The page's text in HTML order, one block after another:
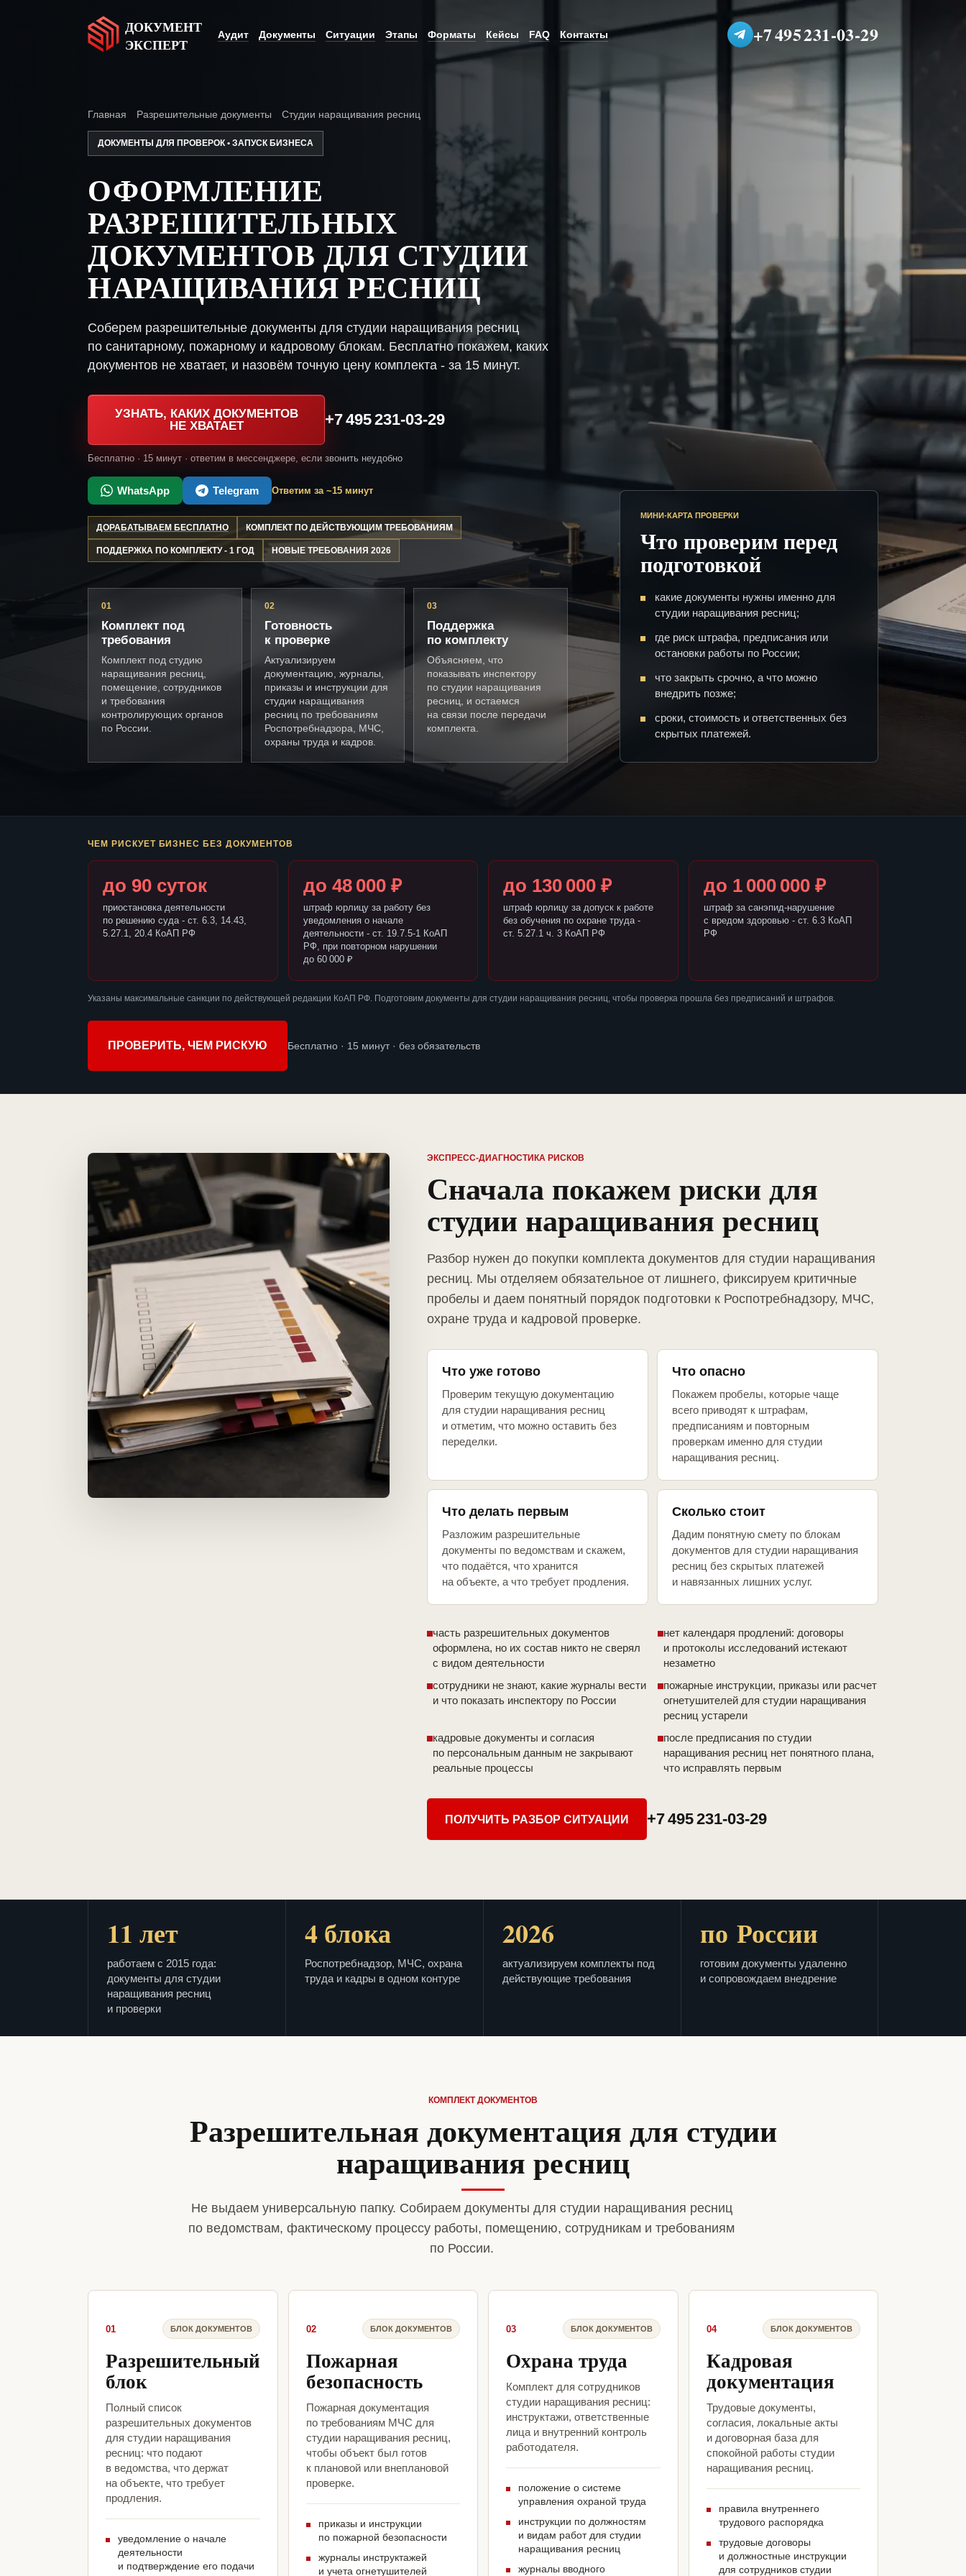
ДОКУМЕНТ
ЭКСПЕРТ
Аудит Документы Ситуации Этапы Форматы Кейсы FAQ Контакты +7 495 231-03-29
Главная Разрешительные документы Студии наращивания ресниц
ДОКУМЕНТЫ ДЛЯ ПРОВЕРОК • ЗАПУСК БИЗНЕСА
ОФОРМЛЕНИЕ
РАЗРЕШИТЕЛЬНЫХ
ДОКУМЕНТОВ ДЛЯ СТУДИИ
НАРАЩИВАНИЯ РЕСНИЦ
Соберем разрешительные документы для студии наращивания ресниц
по санитарному, пожарному и кадровому блокам. Бесплатно покажем, каких
документов не хватает, и назовём точную цену комплекта - за 15 минут.
УЗНАТЬ, КАКИХ ДОКУМЕНТОВ
НЕ ХВАТАЕТ
+7 495 231-03-29
Бесплатно · 15 минут · ответим в мессенджере, если звонить неудобно
WhatsApp Telegram Ответим за ~15 минут
ДОРАБАТЫВАЕМ БЕСПЛАТНО КОМПЛЕКТ ПО ДЕЙСТВУЮЩИМ ТРЕБОВАНИЯМ
ПОДДЕРЖКА ПО КОМПЛЕКТУ - 1 ГОД НОВЫЕ ТРЕБОВАНИЯ 2026
01
Комплект под
требования
Комплект под студию
наращивания ресниц,
помещение, сотрудников
и требования
контролирующих органов
по России.
02
Готовность
к проверке
Актуализируем
документацию, журналы,
приказы и инструкции для
студии наращивания
ресниц по требованиям
Роспотребнадзора, МЧС,
охраны труда и кадров.
03
Поддержка
по комплекту
Объясняем, что
показывать инспектору
по студии наращивания
ресниц, и остаемся
на связи после передачи
комплекта.
МИНИ-КАРТА ПРОВЕРКИ
Что проверим перед
подготовкой
какие документы нужны именно для
студии наращивания ресниц;
где риск штрафа, предписания или
остановки работы по России;
что закрыть срочно, а что можно
внедрить позже;
сроки, стоимость и ответственных без
скрытых платежей.
ЧЕМ РИСКУЕТ БИЗНЕС БЕЗ ДОКУМЕНТОВ
до 90 суток
приостановка деятельности
по решению суда - ст. 6.3, 14.43,
5.27.1, 20.4 КоАП РФ
до 48 000 ₽
штраф юрлицу за работу без
уведомления о начале
деятельности - ст. 19.7.5-1 КоАП
РФ, при повторном нарушении
до 60 000 ₽
до 130 000 ₽
штраф юрлицу за допуск к работе
без обучения по охране труда -
ст. 5.27.1 ч. 3 КоАП РФ
до 1 000 000 ₽
штраф за санэпид-нарушение
с вредом здоровью - ст. 6.3 КоАП
РФ
Указаны максимальные санкции по действующей редакции КоАП РФ. Подготовим документы для студии наращивания ресниц, чтобы проверка прошла без предписаний и штрафов.
ПРОВЕРИТЬ, ЧЕМ РИСКУЮ Бесплатно · 15 минут · без обязательств
ЭКСПРЕСС-ДИАГНОСТИКА РИСКОВ
Сначала покажем риски для
студии наращивания ресниц
Разбор нужен до покупки комплекта документов для студии наращивания
ресниц. Мы отделяем обязательное от лишнего, фиксируем критичные
пробелы и даем понятный порядок подготовки к Роспотребнадзору, МЧС,
охране труда и кадровой проверке.
Что уже готово
Проверим текущую документацию
для студии наращивания ресниц
и отметим, что можно оставить без
переделки.
Что опасно
Покажем пробелы, которые чаще
всего приводят к штрафам,
предписаниям и повторным
проверкам именно для студии
наращивания ресниц.
Что делать первым
Разложим разрешительные
документы по ведомствам и скажем,
что подаётся, что хранится
на объекте, а что требует продления.
Сколько стоит
Дадим понятную смету по блокам
документов для студии наращивания
ресниц без скрытых платежей
и навязанных лишних услуг.
часть разрешительных документов
оформлена, но их состав никто не сверял
с видом деятельности
нет календаря продлений: договоры
и протоколы исследований истекают
незаметно
сотрудники не знают, какие журналы вести
и что показать инспектору по России
пожарные инструкции, приказы или расчет
огнетушителей для студии наращивания
ресниц устарели
кадровые документы и согласия
по персональным данным не закрывают
реальные процессы
после предписания по студии
наращивания ресниц нет понятного плана,
что исправлять первым
ПОЛУЧИТЬ РАЗБОР СИТУАЦИИ +7 495 231-03-29
11 лет
работаем с 2015 года:
документы для студии
наращивания ресниц
и проверки
4 блока
Роспотребнадзор, МЧС, охрана
труда и кадры в одном контуре
2026
актуализируем комплекты под
действующие требования
по России
готовим документы удаленно
и сопровождаем внедрение
КОМПЛЕКТ ДОКУМЕНТОВ
Разрешительная документация для студии
наращивания ресниц
Не выдаем универсальную папку. Собираем документы для студии наращивания ресниц
по ведомствам, фактическому процессу работы, помещению, сотрудникам и требованиям
по России.
01 БЛОК ДОКУМЕНТОВ
Разрешительный
блок
Полный список
разрешительных документов
для студии наращивания
ресниц: что подают
в ведомства, что держат
на объекте, что требует
продления.
уведомление о начале
деятельности
и подтверждение его подачи
02 БЛОК ДОКУМЕНТОВ
Пожарная
безопасность
Пожарная документация
по требованиям МЧС для
студии наращивания ресниц,
чтобы объект был готов
к плановой или внеплановой
проверке.
приказы и инструкции
по пожарной безопасности
журналы инструктажей
и учета огнетушителей
03 БЛОК ДОКУМЕНТОВ
Охрана труда
Комплект для сотрудников
студии наращивания ресниц:
инструктажи, ответственные
лица и внутренний контроль
работодателя.
положение о системе
управления охраной труда
инструкции по должностям
и видам работ для студии
наращивания ресниц
журналы вводного
04 БЛОК ДОКУМЕНТОВ
Кадровая
документация
Трудовые документы,
согласия, локальные акты
и договорная база для
спокойной работы студии
наращивания ресниц.
правила внутреннего
трудового распорядка
трудовые договоры
и должностные инструкции
для сотрудников студии